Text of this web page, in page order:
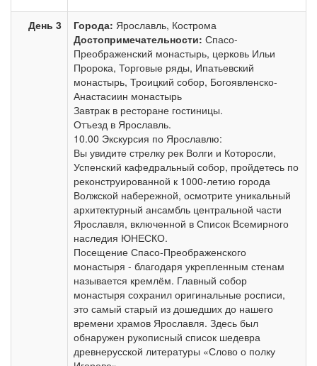
День 3 Города: Ярославль, Кострома
Достопримечательности: Спасо-
Преображенский монастырь, церковь Ильи
Пророка, Торговые ряды, Ипатьевский
монастырь, Троицкий собор, Богоявленско-
Анастасиин монастырь
Завтрак в ресторане гостиницы.
Отъезд в Ярославль.
10.00 Экскурсия по Ярославлю:
Вы увидите стрелку рек Волги и Которосли,
Успенский кафедральный собор, пройдетесь по
реконструированной к 1000-летию города
Волжской набережной, осмотрите уникальный
архитектурный ансамбль центральной части
Ярославля, включенной в Список Всемирного
наследия ЮНЕСКО.
Посещение Спасо-Преображенского
монастыря - благодаря укрепленным стенам
называется кремлём. Главный собор
монастыря сохранил оригинальные росписи,
это самый старый из дошедших до нашего
времени храмов Ярославля. Здесь был
обнаружен рукописный список шедевра
древнерусской литературы «Слово о полку